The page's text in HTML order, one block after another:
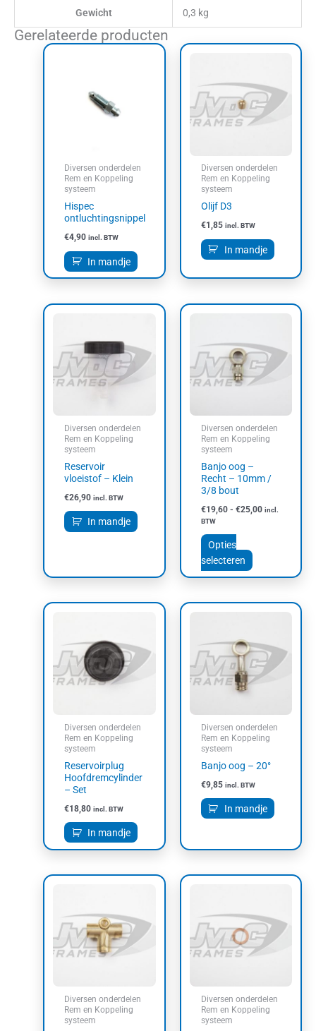
Gewicht 0,3 kg
Gerelateerde producten
Diversen onderdelen
Rem en Koppeling
systeem
Hispec
ontluchtingsnippel
€4,90 incl. BTW
In mandje
Diversen onderdelen
Rem en Koppeling
systeem
Olijf D3
€1,85 incl. BTW
In mandje
Diversen onderdelen
Rem en Koppeling
systeem
Reservoir
vloeistof – Klein
€26,90 incl. BTW
In mandje
Diversen onderdelen
Rem en Koppeling
systeem
Banjo oog –
Recht – 10mm /
3/8 bout
€19,60 - €25,00
Prijsklasse:
€25,00
incl.
BTW
Opties
selecteren
heeft
meerdere
variaties.
gekozen
op
de
Diversen onderdelen
Rem en Koppeling
systeem
Reservoirplug
Hoofdremcylinder
– Set
€18,80 incl. BTW
In mandje
Diversen onderdelen
Rem en Koppeling
systeem
Banjo oog – 20°
€9,85 incl. BTW
In mandje
Diversen onderdelen
Rem en Koppeling
systeem
Diversen onderdelen
Rem en Koppeling
systeem